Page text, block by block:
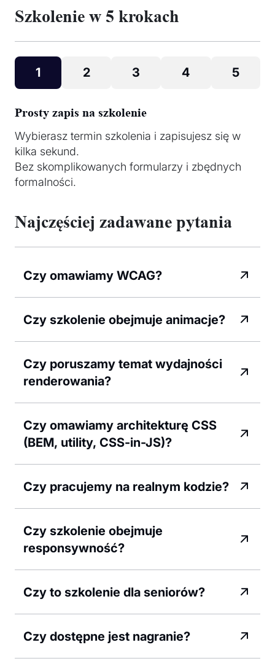
Szkolenie w 5 krokach
1 2 3 4 5
Prosty zapis na szkolenie
Wybierasz termin szkolenia i zapisujesz się w
kilka sekund.
Bez skomplikowanych formularzy i zbędnych
formalności.
Najczęściej zadawane pytania
Czy omawiamy WCAG?
Czy szkolenie obejmuje animacje?
Czy poruszamy temat wydajności
renderowania?
Czy omawiamy architekturę CSS
(BEM, utility, CSS-in-JS)?
Czy pracujemy na realnym kodzie?
Czy szkolenie obejmuje
responsywność?
Czy to szkolenie dla seniorów?
Czy dostępne jest nagranie?